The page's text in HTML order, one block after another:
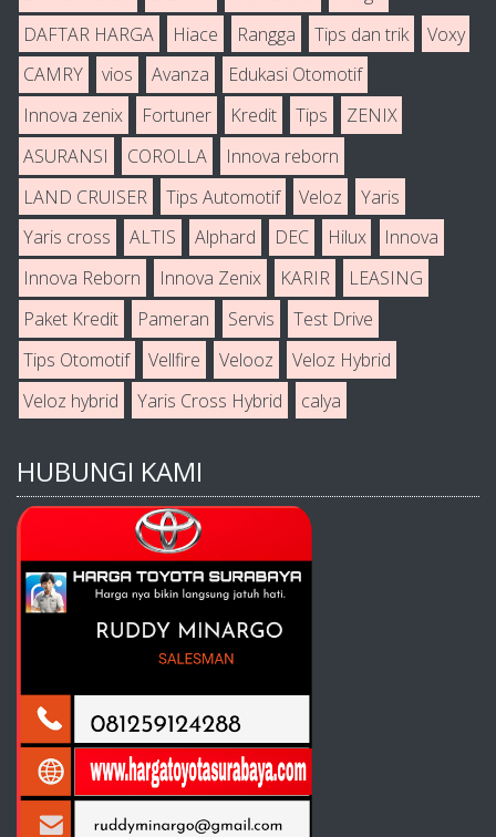
DAFTAR HARGA
Hiace Rangga Tips dan trik
Voxy
CAMRY
vios Avanza
Edukasi Otomotif
Innova zenix
Fortuner Kredit Tips
ZENIX
ASURANSI
COROLLA
Innova reborn
LAND CRUISER
Tips Automotif Veloz
Yaris
Yaris cross
ALTIS Alphard DEC Hilux
Innova
Innova Reborn
Innova Zenix KARIR
LEASING
Paket Kredit
Pameran Servis
Test Drive
Tips Otomotif
Vellfire Velooz
Veloz Hybrid
Veloz hybrid
Yaris Cross Hybrid calya
HUBUNGI KAMI